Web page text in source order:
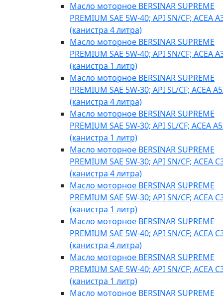
Масло моторное BERSINAR SUPREME
PREMIUM SAE 5W-40; API SN/CF; ACEA
(канистра 4 литра)
Масло моторное BERSINAR SUPREME
PREMIUM SAE 5W-40; API SN/CF; ACEA
(канистра 1 литр)
Масло моторное BERSINAR SUPREME
PREMIUM SAE 5W-30; API SL/CF; ACEA
(канистра 4 литра)
Масло моторное BERSINAR SUPREME
PREMIUM SAE 5W-30; API SL/CF; ACEA
(канистра 1 литр)
Масло моторное BERSINAR SUPREME
PREMIUM SAE 5W-30; API SN/CF; ACEA
(канистра 4 литра)
Масло моторное BERSINAR SUPREME
PREMIUM SAE 5W-30; API SN/CF; ACEA
(канистра 1 литр)
Масло моторное BERSINAR SUPREME
PREMIUM SAE 5W-40; API SN/CF; ACEA
(канистра 4 литра)
Масло моторное BERSINAR SUPREME
PREMIUM SAE 5W-40; API SN/CF; ACEA
(канистра 1 литр)
Масло моторное BERSINAR SUPREME